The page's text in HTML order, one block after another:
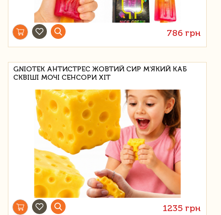
786 грн
GNIOTEK АНТИСТРЕС ЖОВТИЙ СИР М’ЯКИЙ КАБ
СКВІШІ МОЧІ СЕНСОРИ ХІТ
1235 грн